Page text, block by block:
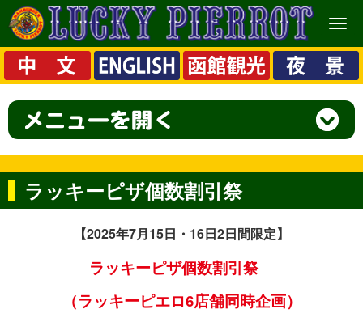
メ
ニ
ュ
ー
ラッキーピザ個数割引祭
【2025年7月15日・16日2日間限定】
ラッキーピザ個数割引祭
（ラッキーピエロ6店舗同時企画）